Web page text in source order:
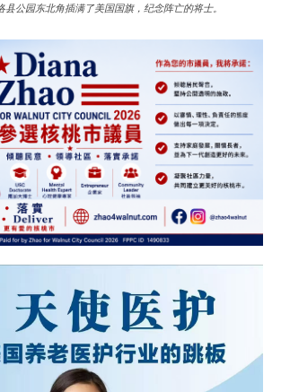
公园东北角插满了美国国旗，纪念阵亡的将士。